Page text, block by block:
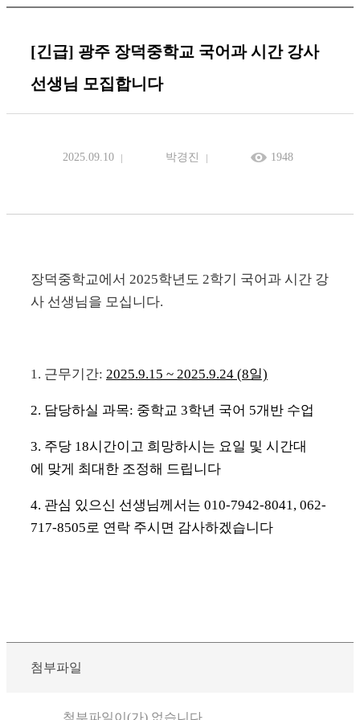
[긴급] 광주 장덕중학교 국어과 시간 강사
선생님 모집합니다
2025.09.10 박경진 1948
장덕중학교에서 2025학년도 2학기 국어과 시간 강
사 선생님을 모십니다.
1. 근무기간: 2025.9.15 ~ 2025.9.24 (8일)
2. 담당하실 과목: 중학교 3학년 국어 5개반 수업
3. 주당 18시간이고 희망하시는 요일 및 시간대
에 맞게 최대한 조정해 드립니다
4. 관심 있으신 선생님께서는 010-7942-8041, 062-
717-8505로 연락 주시면 감사하겠습니다
첨부파일